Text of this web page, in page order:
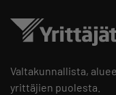
Valtakunnallista,
yrittäjien puolesta.